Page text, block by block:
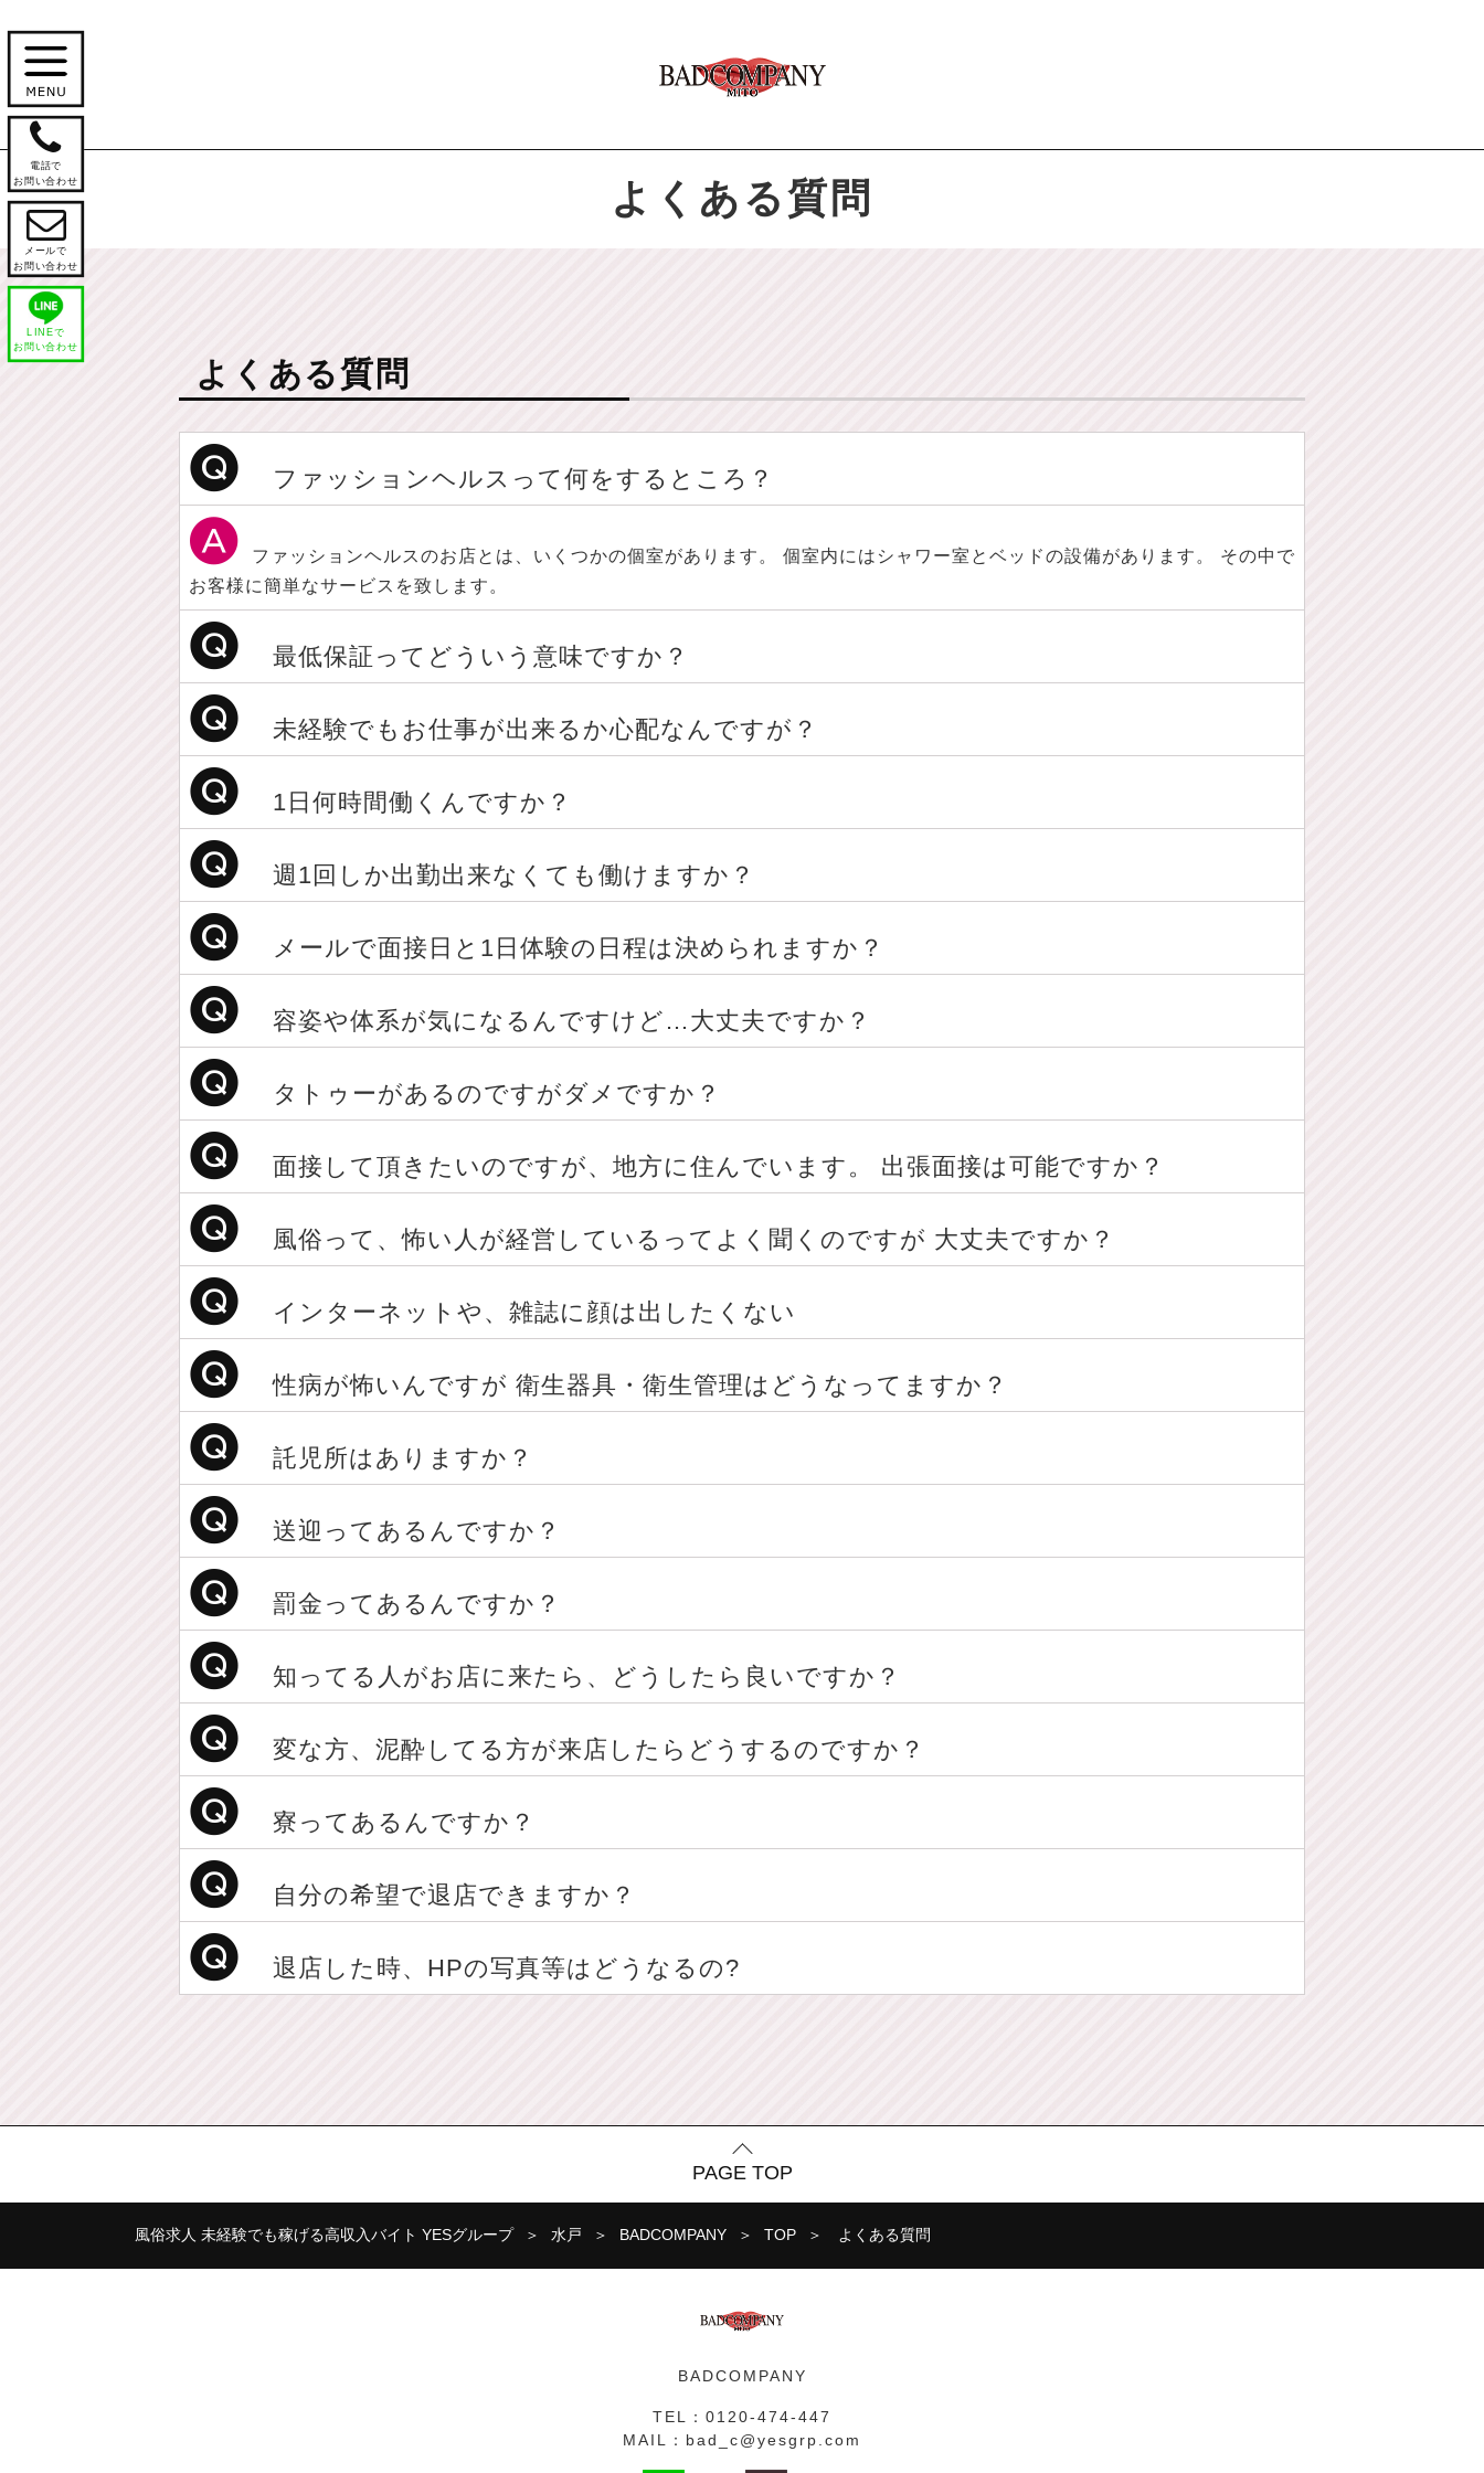

電話で
お問い合わせ

メールで
お問い合わせ
LINEで
お問い合わせ
よくある質問
よくある質問
ファッションヘルスって何をするところ？
ファッションヘルスのお店とは、いくつかの個室があります。 個室内にはシャワー室とベッドの設備があります。 その中で
お客様に簡単なサービスを致します。
最低保証ってどういう意味ですか？
未経験でもお仕事が出来るか心配なんですが？
1日何時間働くんですか？
週1回しか出勤出来なくても働けますか？
メールで面接日と1日体験の日程は決められますか？
容姿や体系が気になるんですけど…大丈夫ですか？
タトゥーがあるのですがダメですか？
面接して頂きたいのですが、地方に住んでいます。 出張面接は可能ですか？
風俗って、怖い人が経営しているってよく聞くのですが 大丈夫ですか？
インターネットや、雑誌に顔は出したくない
性病が怖いんですが 衛生器具・衛生管理はどうなってますか？
託児所はありますか？
送迎ってあるんですか？
罰金ってあるんですか？
知ってる人がお店に来たら、どうしたら良いですか？
変な方、泥酔してる方が来店したらどうするのですか？
寮ってあるんですか？
自分の希望で退店できますか？
退店した時、HPの写真等はどうなるの?
PAGE TOP
風俗求人 未経験でも稼げる高収入バイト YESグループ 水戸 BADCOMPANY TOP よくある質問
BADCOMPANY
TEL： 0120-474-447
MAIL： bad_c@yesgrp.com